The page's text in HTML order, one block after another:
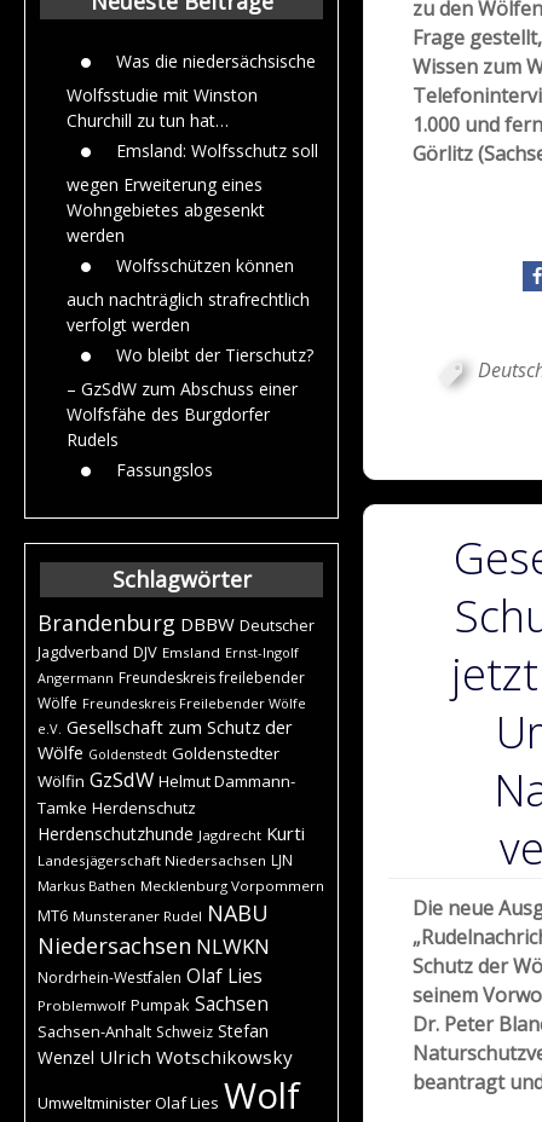
Was die niedersächsische
Wolfsstudie mit Winston
Churchill zu tun hat…
Emsland: Wolfsschutz soll
wegen Erweiterung eines
Wohngebietes abgesenkt
werden
Wolfsschützen können
auch nachträglich strafrechtlich
verfolgt werden
Wo bleibt der Tierschutz?
– GzSdW zum Abschuss einer
Wolfsfähe des Burgdorfer
Rudels
Fassungslos
Schlagwörter
Brandenburg DBBW Deutscher
Jagdverband DJV Emsland Ernst-Ingolf
Angermann Freundeskreis freilebender
Wölfe Freundeskreis Freilebender Wölfe
e.V. Gesellschaft zum Schutz der
Wölfe Goldenstedt Goldenstedter
Wölfin GzSdW Helmut Dammann-
Tamke Herdenschutz
Herdenschutzhunde Jagdrecht Kurti
Landesjägerschaft Niedersachsen LJN
Markus Bathen Mecklenburg Vorpommern
MT6 Munsteraner Rudel NABU
Niedersachsen NLWKN
Nordrhein-Westfalen Olaf Lies
Problemwolf Pumpak Sachsen
Sachsen-Anhalt Schweiz Stefan
Wenzel Ulrich Wotschikowsky
Umweltminister Olaf Lies Wolf
zu den
Frage
Wissen zum
1.000 und
Görlitz
Die neue
Schutz der
seinem
Dr. Peter
beantragt